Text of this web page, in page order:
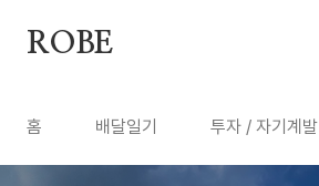
ROBE
홈 배달일기 투자 / 자기계발